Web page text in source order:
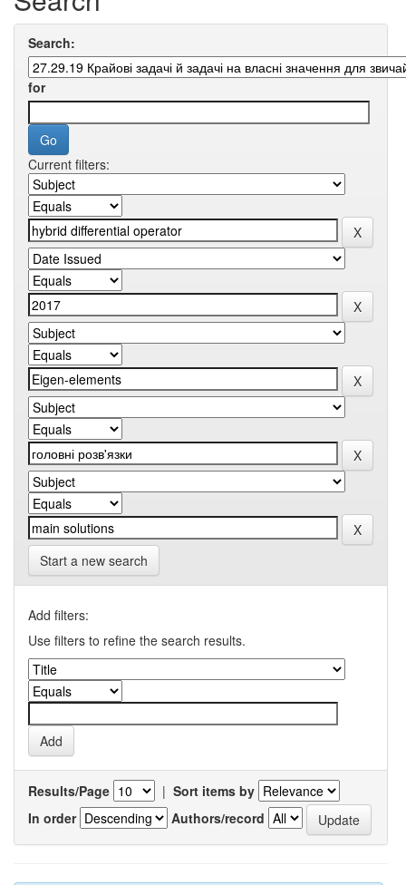
Search:
for
Current filters:
Start a new search
Add filters:
Use filters to refine the search results.
Results/Page | Sort items by
In order
Authors/record